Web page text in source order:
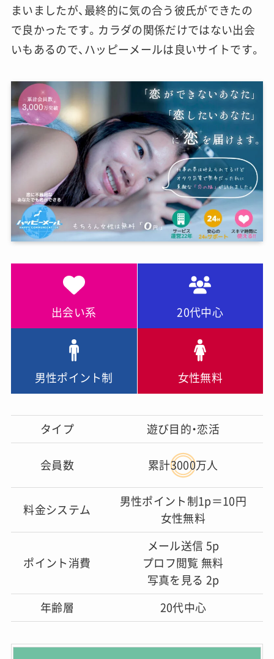
まいましたが、最終的に気の合う彼氏ができたの
で良かったです。カラダの関係だけではない出会
いもあるので、ハッピーメールは良いサイトです。
出会い系 20代中心
男性ポイント制 女性無料
タイプ 遊び目的・恋活
会員数 累計3000万人
料金システム
男性ポイント制1p＝10円
女性無料
ポイント消費
メール送信 5p
プロフ閲覧 無料
写真を見る 2p
年齢層
20代中心